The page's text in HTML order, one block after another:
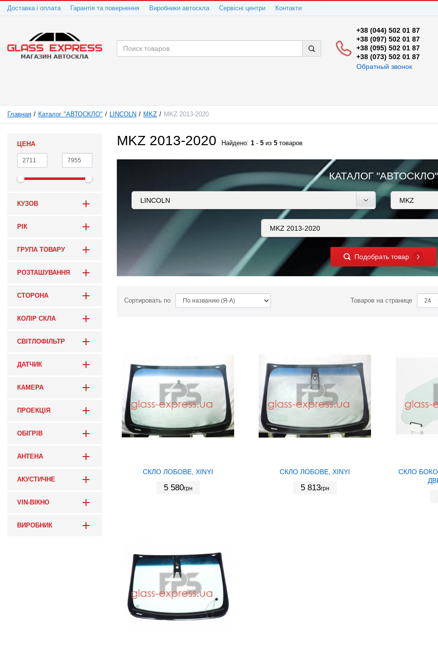
Доставка і оплата Гарантія та повернення Виробники автоскла Сервісні центри Контакти
+38 (044) 502 01 87
+38 (097) 502 01 87
+38 (095) 502 01 87
+38 (073) 502 01 87
Обратный звонок
Главная Каталог "АВТОСКЛО" LINCOLN MKZ MKZ 2013-2020
ЦЕНА
КУЗОВ
РІК
ГРУПА ТОВАРУ
РОЗТАШУВАННЯ
СТОРОНА
КОЛІР СКЛА
СВІТЛОФІЛЬТР
ДАТЧИК
КАМЕРА
ПРОЕКЦІЯ
ОБІГРІВ
АНТЕНА
АКУСТИЧНЕ
VIN-ВІКНО
ВИРОБНИК
MKZ 2013-2020 Найдено: 1 - 5 из 5 товаров
КАТАЛОГ "АВТОСКЛО"
Подобрать товар
Сортировать по Товаров на странице
СКЛО ЛОБОВЕ, XINYI
5 580грн
СКЛО ЛОБОВЕ, XINYI
5 813грн
СКЛО